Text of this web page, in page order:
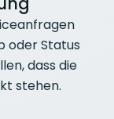
oder Status
dass die
stehen.